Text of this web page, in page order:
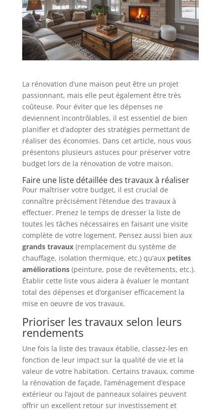
La rénovation d’une maison peut être un projet
passionnant, mais elle peut également être très
coûteuse. Pour éviter que les dépenses ne
deviennent incontrôlables, il est essentiel de bien
planifier et d’adopter des stratégies permettant de
réaliser des économies. Dans cet article, nous vous
présentons plusieurs astuces pour préserver votre
budget lors de la rénovation de votre maison.
Faire une liste détaillée des travaux à réaliser
Pour maîtriser votre budget, il est crucial de
connaître précisément l’étendue des travaux à
effectuer. Prenez le temps de dresser la liste de
toutes les tâches nécessaires en faisant une visite
complète de votre logement. Pensez aussi bien aux
grands travaux(remplacement du système de
chauffage, isolation thermique, etc.) qu’aux petites
améliorations(peinture, pose de revêtements, etc.).
Établir cette liste vous aidera à évaluer le montant
total des dépenses et d’organiser efficacement la
mise en oeuvre de vos travaux.
Prioriser les travaux selon leurs
rendements
Une fois la liste des travaux établie, classez-les en
fonction de leur impact sur la qualité de vie et la
valeur de votre habitation. Certains travaux, comme
la rénovation de façade, l’aménagement d’espace
extérieur ou l’ajout de panneaux solaires peuvent
offrir un excellent retour sur investissement et